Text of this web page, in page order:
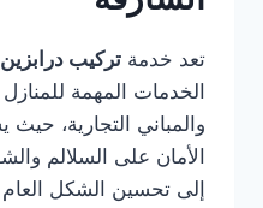
تعد خدمة تركيب
الخدمات المهمة
والمباني التجارية، حيث
الأمان على السلالم
إلى تحسين الشكل العام